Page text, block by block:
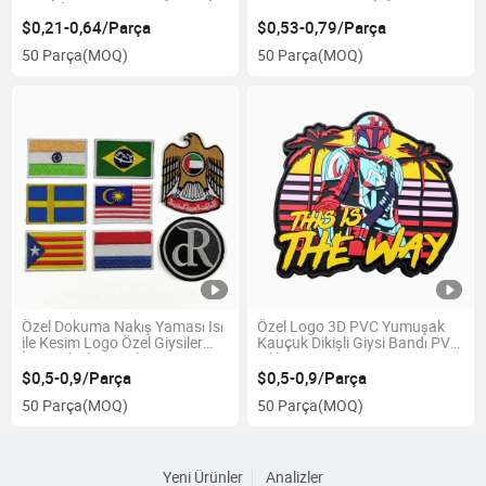
Demirle
$0,21-0,64/Parça
50 Parça(MOQ)
$0,53-0,79/Parça
50 Parça(MOQ)
Özel Dokuma Nakış Yaması Isı
ile Kesim Logo Özel Giysiler
İçin Nakışlı Yamalar Siparişi
$0,5-0,9/Parça
50 Parça(MOQ)
Özel Logo 3D PVC Yumuşak
Kauçuk Dikişli Giysi Bandı PVC
Silikon Yaması
$0,5-0,9/Parça
50 Parça(MOQ)
Yeni Ürünler Analizler